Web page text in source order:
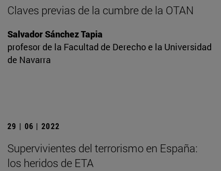
Claves previas de la cumbre de la OTAN
Salvador Sánchez Tapia
profesor de la Facultad de Derecho e la Universidad
de Navarra
29 | 06 | 2022
Supervivientes del terrorismo en España:
los heridos de ETA